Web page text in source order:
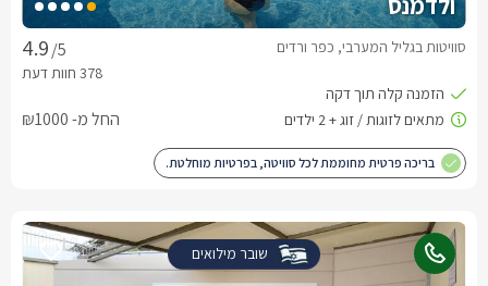
/5 סוויטות בגליל המערבי, כפר ורדים
החל מ- ₪1000
בריכה פרטית מחוממת לכל סוויטה, בפרטיות מוחלטת.
שובר מילואים